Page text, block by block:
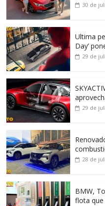
30 de
Ultima
Day’
29 de
29 de
28 de
BMW,
flota que